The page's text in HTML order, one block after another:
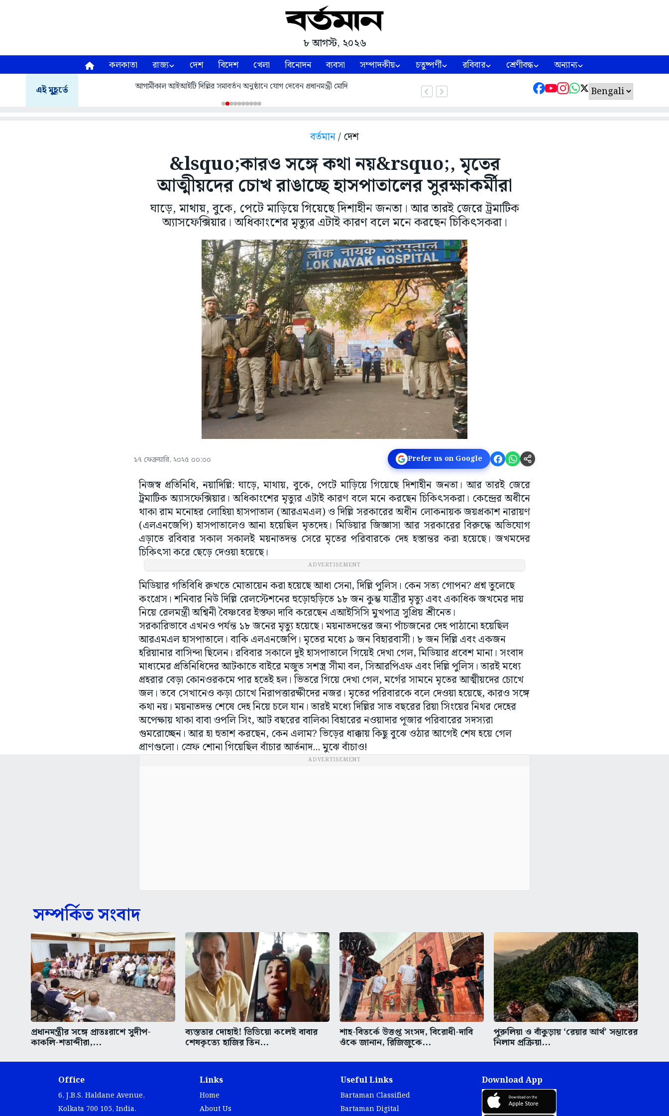
৮ আগস্ট, ২০২৬
কলকাতা রাজ্য দেশ বিদেশ খেলা বিনোদন ব্যবসা সম্পাদকীয় চতুষ্পর্ণী রবিবার শ্রেণীবদ্ধ অন্যান্য
এই মুহূর্তে আগামীকাল আইআইটি দিল্লির সমাবর্তন অনুষ্ঠানে যোগ দেবেন প্রধানমন্ত্রী মোদি
বর্তমান/ দেশ
&lsquo;কারও সঙ্গে কথা নয়&rsquo;, মৃতের
আত্মীয়দের চোখ রাঙাচ্ছে হাসপাতালের সুরক্ষাকর্মীরা
ঘাড়ে, মাথায়, বুকে, পেটে মাড়িয়ে গিয়েছে দিশাহীন জনতা। আর তারই জেরে ট্রমাটিক
অ্যাসফেক্সিয়ার। অধিকাংশের মৃত্যুর এটাই কারণ বলে মনে করছেন চিকিৎসকরা।
১৭ ফেব্রুয়ারি, ২০২৫ ০০:০০ Prefer us on Google
নিজস্ব প্রতিনিধি, নয়াদিল্লি: ঘাড়ে, মাথায়, বুকে, পেটে মাড়িয়ে গিয়েছে দিশাহীন জনতা। আর তারই জেরে
ট্রমাটিক অ্যাসফেক্সিয়ার। অধিকাংশের মৃত্যুর এটাই কারণ বলে মনে করছেন চিকিৎসকরা। কেন্দ্রের অধীনে
থাকা রাম মনোহর লোহিয়া হাসপাতাল (আরএমএল) ও দিল্লি সরকারের অধীন লোকনায়ক জয়প্রকাশ নারায়ণ
(এলএনজেপি) হাসপাতালেও আনা হয়েছিল মৃতদেহ। মিডিয়ার জিজ্ঞাসা আর সরকারের বিরুদ্ধে অভিযোগ
এড়াতে রবিবার সকাল সকালই ময়নাতদন্ত সেরে মৃতের পরিবারকে দেহ হস্তান্তর করা হয়েছে। জখমদের
চিকিৎসা করে ছেড়ে দেওয়া হয়েছে।
ADVERTISEMENT
মিডিয়ার গতিবিধি রুখতে মোতায়েন করা হয়েছে আধা সেনা, দিল্লি পুলিস। কেন সত্য গোপন? প্রশ্ন তুলেছে
কংগ্রেস। শনিবার নিউ দিল্লি রেলস্টেশনের হুড়োহুড়িতে ১৮ জন কুম্ভ যাত্রীর মৃত্যু এবং একাধিক জখমের দায়
নিয়ে রেলমন্ত্রী অশ্বিনী বৈষ্ণবের ইস্তফা দাবি করেছেন এআইসিসি মুখপাত্র সুপ্রিয় শ্রীনেত।
সরকারিভাবে এখনও পর্যন্ত ১৮ জনের মৃত্যু হয়েছে। ময়নাতদন্তের জন্য পাঁচজনের দেহ পাঠানো হয়েছিল
আরএমএল হাসপাতালে। বাকি এলএনজেপি। মৃতের মধ্যে ৯ জন বিহারবাসী। ৮ জন দিল্লি এবং একজন
হরিয়ানার বাসিন্দা ছিলেন। রবিবার সকালে দুই হাসপাতালে গিয়েই দেখা গেল, মিডিয়ার প্রবেশ মানা। সংবাদ
মাধ্যমের প্রতিনিধিদের আটকাতে বাইরে মজুত সশস্ত্র সীমা বল, সিআরপিএফ এবং দিল্লি পুলিস। তারই মধ্যে
প্রহরার বেড়া কোনওরকমে পার হতেই হল। ভিতরে গিয়ে দেখা গেল, মর্গের সামনে মৃতের আত্মীয়দের চোখে
জল। তবে সেখানেও কড়া চোখে নিরাপত্তারক্ষীদের নজর। মৃতের পরিবারকে বলে দেওয়া হয়েছে, কারও সঙ্গে
কথা নয়। ময়নাতদন্ত শেষে দেহ নিয়ে চলে যান। তারই মধ্যে দিল্লির সাত বছরের রিয়া সিংয়ের নিথর দেহের
অপেক্ষায় থাকা বাবা ওপলি সিং, আট বছরের বালিকা বিহারের নওয়াদার পূজার পরিবারের সদস্যরা
গুমরোচ্ছেন। আর হা হুতাশ করছেন, কেন এলাম? ভিড়ের ধাক্কায় কিছু বুঝে ওঠার আগেই শেষ হয়ে গেল
প্রাণগুলো। স্রেফ শোনা গিয়েছিল বাঁচার আর্তনাদ... মুঝে বাঁচাও!
ADVERTISEMENT
সম্পর্কিত সংবাদ
প্রধানমন্ত্রীর সঙ্গে প্রাতঃরাশে সুদীপ-
কাকলি-শতাব্দীরা,...
ব্যস্ততার দোহাই! ভিডিয়ো কলেই বাবার
শেষকৃত্যে হাজির তিন...
শাহ-বিতর্কে উত্তপ্ত সংসদ, বিরোধী-দাবি
ওঁকে জানান, রিজিজুকে...
পুরুলিয়া ও বাঁকুড়ায় ‘রেয়ার আর্থ’ সম্ভারের
নিলাম প্রক্রিয়া...
Office
6, J.B.S. Haldane Avenue,
Kolkata 700 105, India.
Links
Home
About Us
Useful Links
Bartaman Classified
Bartaman Digital
Download App